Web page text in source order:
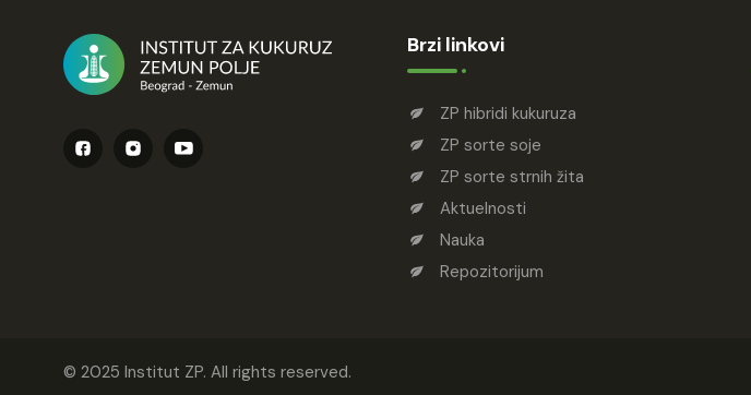
Brzi linkovi
ZP hibridi kukuruza
ZP sorte soje
ZP sorte strnih žita
Aktuelnosti
Nauka
Repozitorijum
© 2025 Institut ZP. All rights reserved.